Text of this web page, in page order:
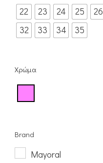
22 23 24 25 26
32
33 34 35
Χρώμα
Brand
Mayoral